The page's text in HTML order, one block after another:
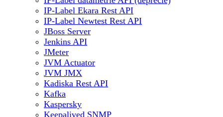
IP-Label Ekara Rest API
IP-Label Newtest Rest API
JBoss Server
Jenkins API
JMeter
JVM Actuator
JVM JMX
Kadiska Rest API
Kafka
Kaspersky
Keepalived SNMP